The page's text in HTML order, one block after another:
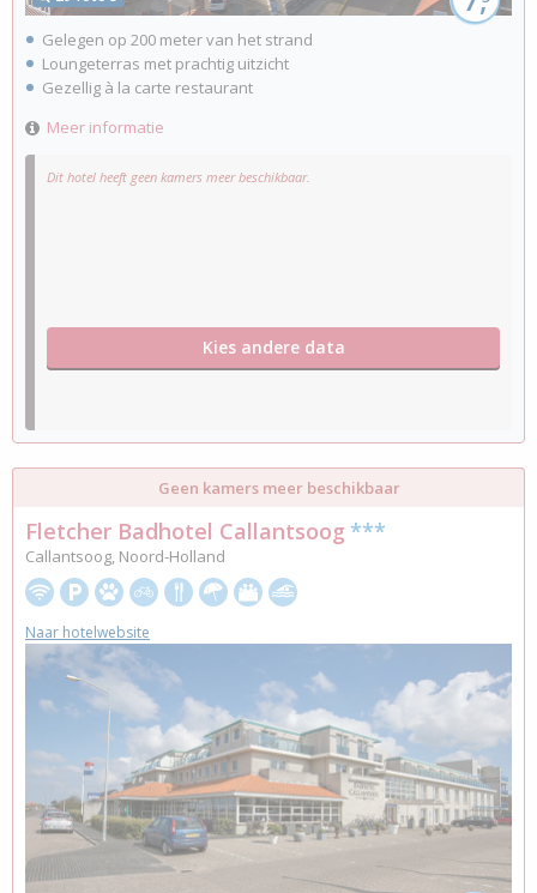
Dit hotel heeft geen kamers meer beschikbaar.
Kies andere data
Gelegen op 200 meter van het strand
Loungeterras met prachtig uitzicht
Gezellig à la carte restaurant
Meer informatie
Geen kamers meer beschikbaar
Fletcher Badhotel Callantsoog ***
Callantsoog, Noord-Holland
Naar hotelwebsite